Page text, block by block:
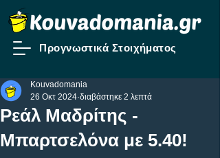
Προγνωστικά Στοιχήματος
Ρεάλ Μαδρίτης -
Μπαρτσελόνα με 5.40!
Kouvadomania
26 Οκτ 2024 διαβάστηκε 2 λεπτά